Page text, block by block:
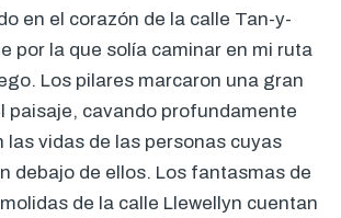
en el corazón de la calle Tan-y-
por la que solía caminar en mi ruta
Los pilares marcaron una gran
paisaje, cavando profundamente
las vidas de las personas cuyas
debajo de ellos. Los fantasmas de
de la calle Llewellyn cuentan